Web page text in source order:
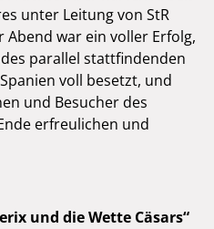
unter Leitung von StR
Abend war ein voller Erfolg,
parallel stattfindenden
voll besetzt, und
und Besucher des
erfreulichen und
und die Wette Cäsars“